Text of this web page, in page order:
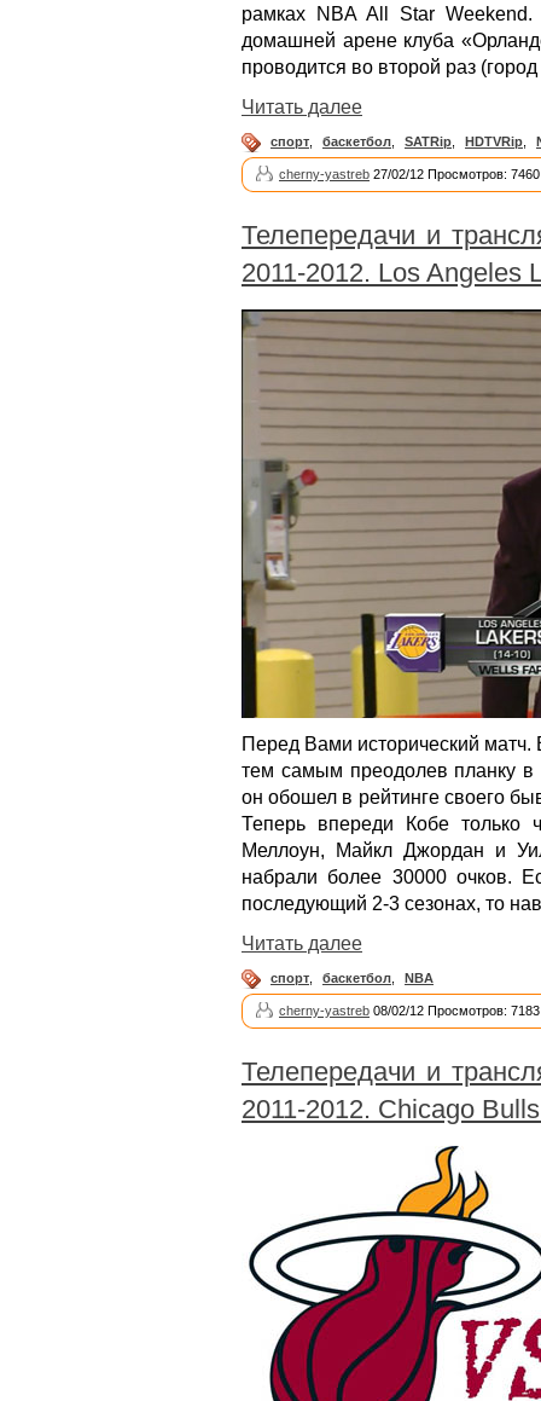
рамках NBA All Star
домашней арене клуба
проводится во второй раз
Читать далее
спорт баскетбол SATRip HDTVRip
cherny-yastreb 27/02/12 Просмотров:
Телепередачи и
2011-2012. Los Angeles
Перед Вами исторический
тем самым преодолев планку в
он обошел в рейтинге своего
Теперь впереди Кобе только
Меллоун, Майкл Джордан и
набрали более 30000 очков.
последующий 2-3 сезонах, то
Читать далее
спорт баскетбол NBA
cherny-yastreb 08/02/12 Просмотров:
Телепередачи и
2011-2012. Chicago